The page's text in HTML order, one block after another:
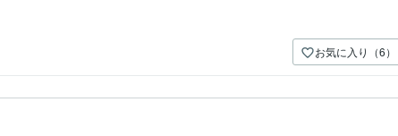
お気に入り（6）